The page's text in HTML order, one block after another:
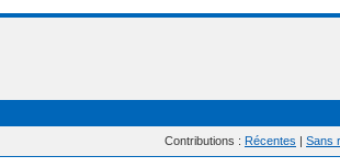
Contributions : Récentes | Sans